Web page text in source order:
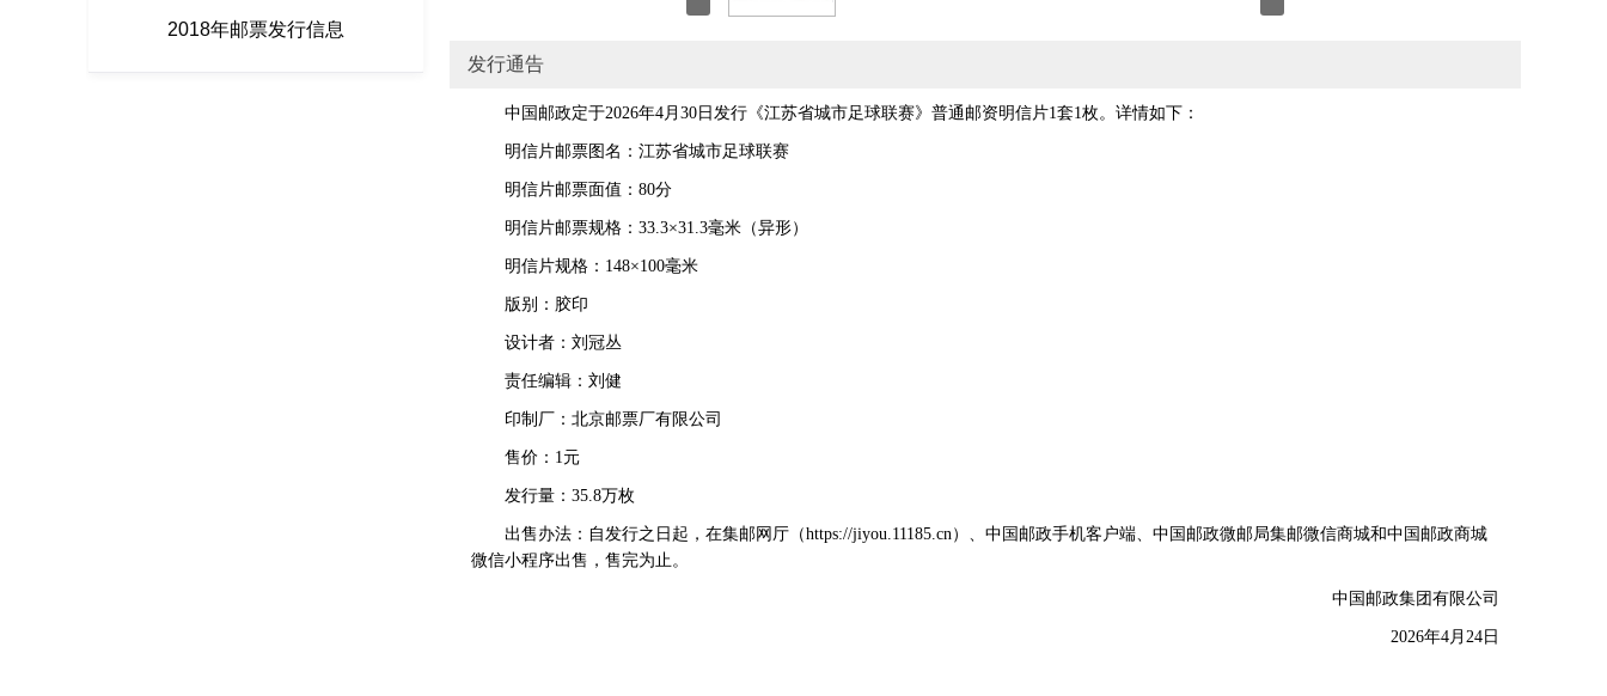
2018年邮票发行信息
发行通告
中国邮政定于2026年4月30日发行《江苏省城市足球联赛》普通邮资明信片1套1枚。详情如下：
明信片邮票图名：江苏省城市足球联赛
明信片邮票面值：80分
明信片邮票规格：33.3×31.3毫米（异形）
明信片规格：148×100毫米
版别：胶印
设计者：刘冠丛
责任编辑：刘健
印制厂：北京邮票厂有限公司
售价：1元
发行量：35.8万枚
出售办法：自发行之日起，在集邮网厅（https://jiyou.11185.cn）、中国邮政手机客户端、中国邮政微邮局集邮微信商城和中国邮政商城
微信小程序出售，售完为止。
中国邮政集团有限公司
2026年4月24日